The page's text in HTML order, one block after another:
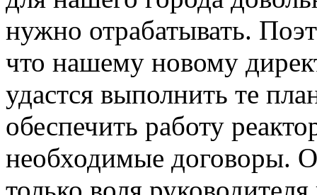
нужно отрабатывать.
что нашему новому
удастся выполнить те
обеспечить работу
необходимые договоры.